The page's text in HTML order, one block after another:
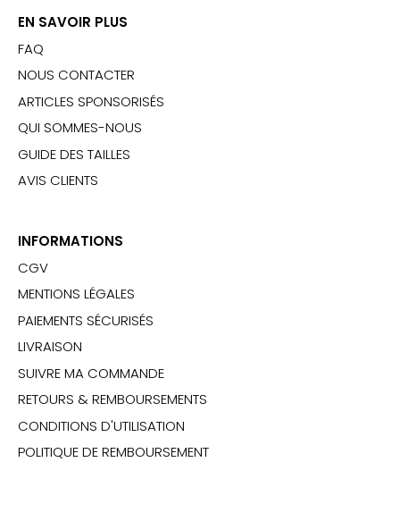
EN SAVOIR PLUS
FAQ
NOUS CONTACTER
ARTICLES SPONSORISÉS
QUI SOMMES-NOUS
GUIDE DES TAILLES
AVIS CLIENTS
INFORMATIONS
CGV
MENTIONS LÉGALES
PAIEMENTS SÉCURISÉS
LIVRAISON
SUIVRE MA COMMANDE
RETOURS & REMBOURSEMENTS
CONDITIONS D'UTILISATION
POLITIQUE DE REMBOURSEMENT